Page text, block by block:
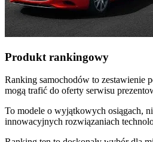
Produkt rankingowy
Ranking samochodów to zestawienie
mogą trafić do oferty serwisu
To modele o wyjątkowych osiągach,
innowacyjnych rozwiązaniach